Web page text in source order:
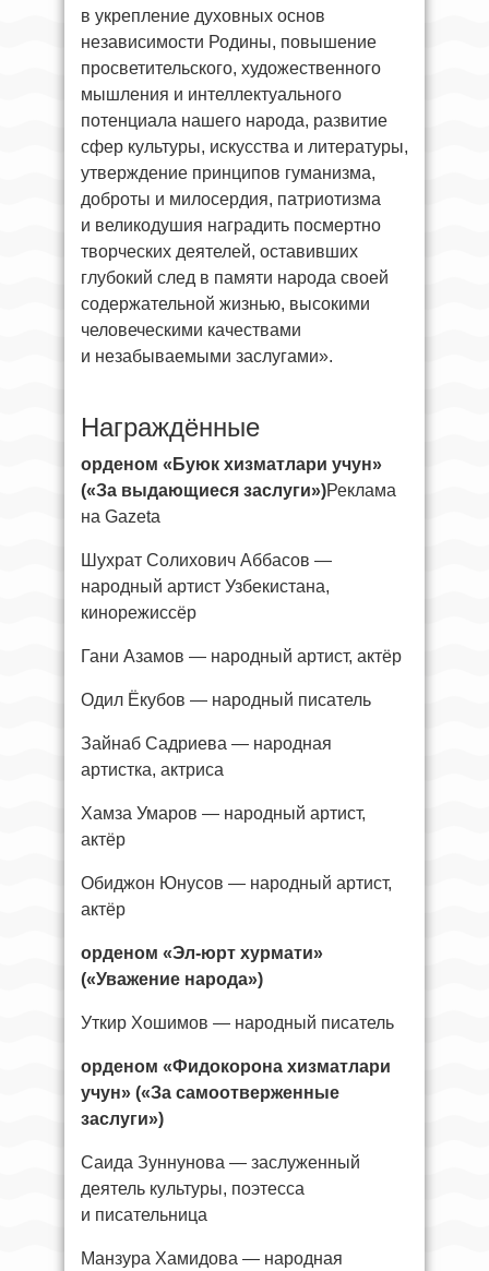
в укрепление духовных основ
независимости Родины, повышение
просветительского, художественного
мышления и интеллектуального
потенциала нашего народа, развитие
сфер культуры, искусства и литературы,
утверждение принципов гуманизма,
доброты и милосердия, патриотизма
и великодушия наградить посмертно
творческих деятелей, оставивших
глубокий след в памяти народа своей
содержательной жизнью, высокими
человеческими качествами
и незабываемыми заслугами».
Награждённые
орденом «Буюк хизматлари учун»
(«За выдающиеся заслуги»)Реклама
на Gazeta
Шухрат Солихович Аббасов —
народный артист Узбекистана,
кинорежиссёр
Гани Азамов — народный артист, актёр
Одил Ёкубов — народный писатель
Зайнаб Садриева — народная
артистка, актриса
Хамза Умаров — народный артист,
актёр
Обиджон Юнусов — народный артист,
актёр
орденом «Эл-юрт хурмати»
(«Уважение народа»)
Уткир Хошимов — народный писатель
орденом «Фидокорона хизматлари
учун» («За самоотверженные
заслуги»)
Саида Зуннунова — заслуженный
деятель культуры, поэтесса
и писательница
Манзура Хамидова — народная